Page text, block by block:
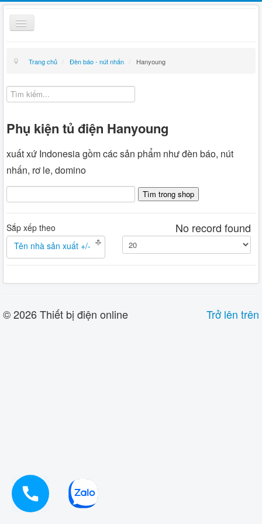
Toggle
Navigation
Giỏ hàng
Hướng dẫn mua hàng
Liên hệ
Tin tức
Trang chủ / Đèn báo - nút nhấn / Hanyoung
Phụ kiện tủ điện Hanyoung
xuất xứ Indonesia gồm các sản phẩm như đèn báo, nút
nhấn, rơ le, domino
Sắp xếp theo
Tên nhà sản xuất +/-
No record found
0914919933
Trở lên trên
© 2026 Thiết bị điện online